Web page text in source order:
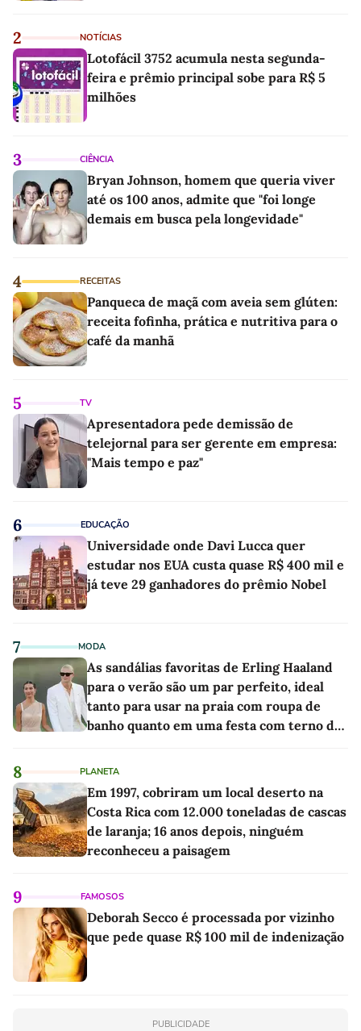
2 NOTÍCIAS
Lotofácil 3752 acumula nesta segunda-
feira e prêmio principal sobe para R$ 5
milhões
3 CIÊNCIA
Bryan Johnson, homem que queria viver
até os 100 anos, admite que "foi longe
demais em busca pela longevidade"
4 RECEITAS
Panqueca de maçã com aveia sem glúten:
receita fofinha, prática e nutritiva para o
café da manhã
5 TV
Apresentadora pede demissão de
telejornal para ser gerente em empresa:
"Mais tempo e paz"
6 EDUCAÇÃO
Universidade onde Davi Lucca quer
estudar nos EUA custa quase R$ 400 mil e
já teve 29 ganhadores do prêmio Nobel
7 MODA
As sandálias favoritas de Erling Haaland
para o verão são um par perfeito, ideal
tanto para usar na praia com roupa de
banho quanto em uma festa com terno de
8 PLANETA
Em 1997, cobriram um local deserto na
Costa Rica com 12.000 toneladas de cascas
de laranja; 16 anos depois, ninguém
reconheceu a paisagem
9 FAMOSOS
Deborah Secco é processada por vizinho
que pede quase R$ 100 mil de indenização
PUBLICIDADE